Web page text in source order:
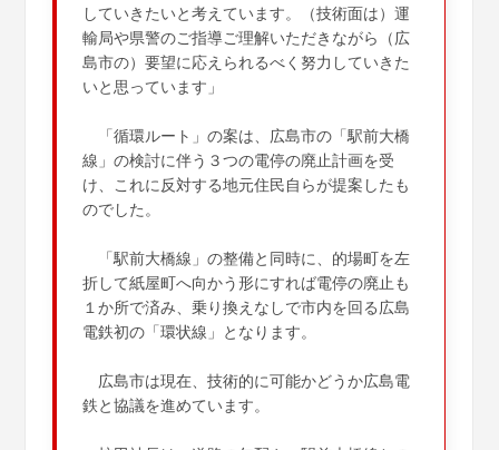
していきたいと考えています。（技術面は）運
輸局や県警のご指導ご理解いただきながら（広
島市の）要望に応えられるべく努力していきた
いと思っています」
「循環ルート」の案は、広島市の「駅前大橋
線」の検討に伴う３つの電停の廃止計画を受
け、これに反対する地元住民自らが提案したも
のでした。
「駅前大橋線」の整備と同時に、的場町を左
折して紙屋町へ向かう形にすれば電停の廃止も
１か所で済み、乗り換えなしで市内を回る広島
電鉄初の「環状線」となります。
広島市は現在、技術的に可能かどうか広島電
鉄と協議を進めています。